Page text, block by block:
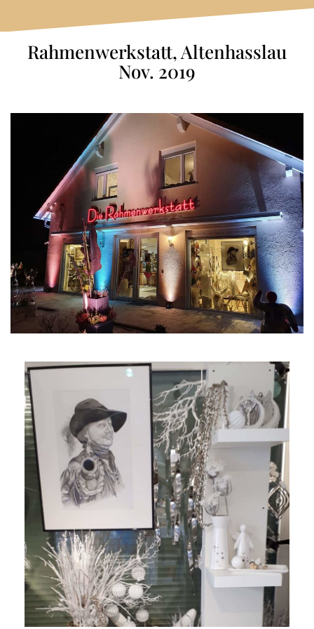
Rahmenwerkstatt, Altenhasslau
Nov. 2019